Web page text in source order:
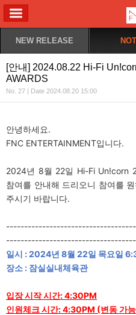
NEW RELEASE
[안내] 2024.08.22 Hi-Fi
AWARDS
No. 27 | Date 2024.08.20 15:00
안녕하세요.
FNC ENTERTAINMENT입니다.
2024년 8월 22일 Hi-Fi Un!corn
참여를 안내해 드리오니 참여를
주시기 바랍니다.
일시 : 2024년 8월 22일 목요일
장소 : 잠실실내체육관
입장 시작 시간: 4:30PM
인원체크 시간: 4:30PM (변동 가